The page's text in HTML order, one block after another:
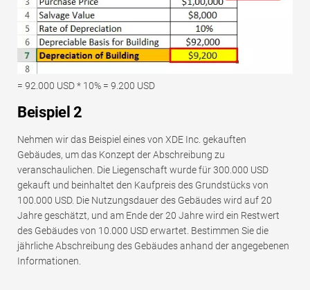
= 92.000 USD * 10% = 9.200 USD
Beispiel 2
Nehmen wir das Beispiel eines von XDE Inc. gekauften
Gebäudes, um das Konzept der Abschreibung zu
veranschaulichen. Die Liegenschaft wurde für 300.000 USD
gekauft und beinhaltet den Kaufpreis des Grundstücks von
100.000 USD. Die Nutzungsdauer des Gebäudes wird auf 20
Jahre geschätzt, und am Ende der 20 Jahre wird ein Restwert
des Gebäudes von 10.000 USD erwartet. Bestimmen Sie die
jährliche Abschreibung des Gebäudes anhand der angegebenen
Informationen.